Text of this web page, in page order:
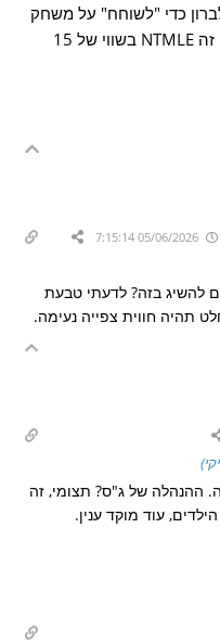
כדי "לשוחח" על משחק
יחד. המירב שג"ס יכולה לתת ללברון זה NTMLE בשווי של 15
05/06/2026 7:15:14
להשיג בזה? לדעתי טבעת
תהיה חווית צפייה נעימה.
ההנהלה של ג"ס? תצומי, זה
עוד מוקד ענין.